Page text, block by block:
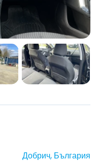
Добрич, България